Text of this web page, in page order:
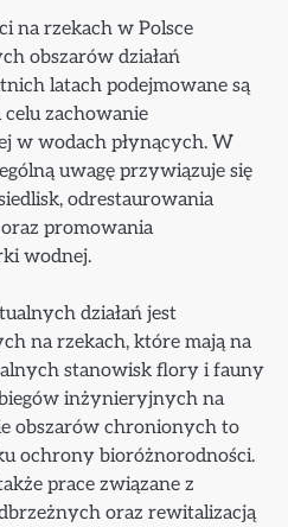
na rzekach w Polsce
obszarów działań
latach podejmowane są
celu zachowanie
w wodach płynących. W
uwagę przywiązuje się
odrestaurowania
promowania
wodnej.
działań jest
na rzekach, które mają na
stanowisk flory i fauny
inżynieryjnych na
obszarów chronionych to
ochrony bioróżnorodności.
prace związane z
oraz rewitalizacją